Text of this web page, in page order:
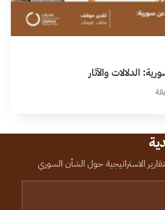
الدلالات والآثار
الاستراتيجية حول الشأن السوري